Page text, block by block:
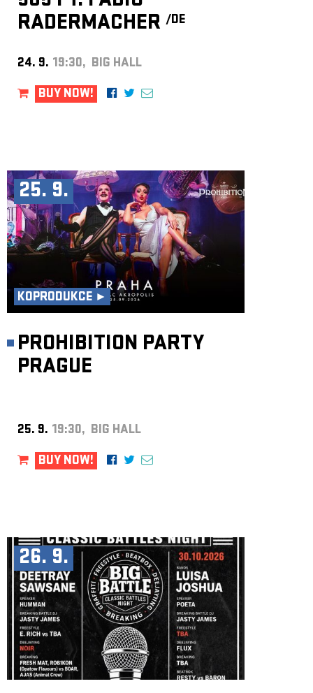
RADERMACHER /DE
24. 9. 19:30, BIG HALL
BUY NOW!
25. 9.
KOPRODUKCE ►
PROHIBITION PARTY
PRAGUE
25. 9. 19:30, BIG HALL
BUY NOW!
26. 9.